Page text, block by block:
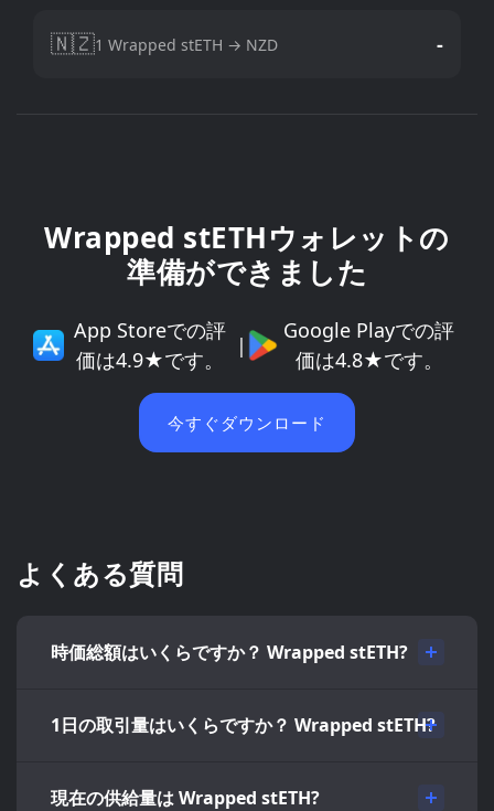
🇳🇿1 Wrapped stETH → NZD -
Wrapped stETHウォレットの
準備ができました
App Storeでの評
価は4.9★です。
|
Google Playでの評
価は4.8★です。
今すぐダウンロード
よくある質問
時価総額はいくらですか？ Wrapped stETH?
1日の取引量はいくらですか？ Wrapped stETH?
現在の供給量は Wrapped stETH?